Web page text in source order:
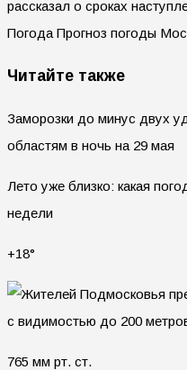
рассказал о сроках
Погода Прогноз погоды
Читайте также
Заморозки до минус двух
областям в ночь на 29 мая
Лето уже близко: какая
недели
+18°
765 мм рт. ст.